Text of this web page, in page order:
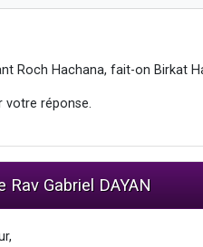
Roch Hachana, fait-on Birkat
votre réponse.
Gabriel DAYAN